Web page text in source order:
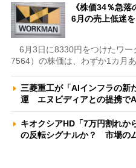
《株価34％急
6月の売上低迷
6月3日に8330円をつけたワー
7564）の株価は、わずか1カ月
三菱重工が「AIインフラの新
運 エヌビディアとの提携で
キオクシアHD「7万円割れか
の反転シグナルか？ 市場の